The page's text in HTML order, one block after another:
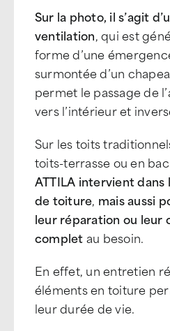
Sur la photo, il s’agit
ventilation, qui est
forme d’une
surmontée d’un
permet le passage de
vers l’intérieur et
Sur les toits
toits-terrasse ou en
ATTILA intervient dans
de toiture, mais aussi
leur réparation ou leur
completau besoin.
En effet, un entretien
éléments en toiture
leur durée de vie.